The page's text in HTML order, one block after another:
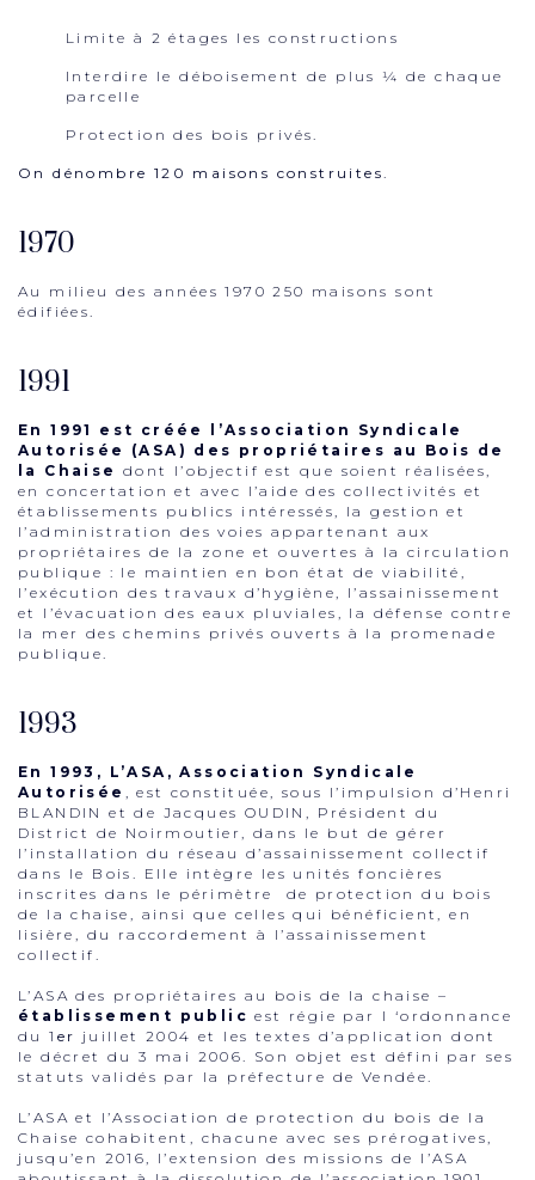
Limite à 2 étages les constructions
Interdire le déboisement de plus ¼ de chaque
parcelle
Protection des bois privés.
On dénombre 120 maisons construites.
1970
Au milieu des années 1970 250 maisons sont
édifiées.
1991
En 1991 est créée l’Association Syndicale
Autorisée (ASA) des propriétaires au Bois de
la Chaisedont l’objectif est que soient réalisées,
en concertation et avec l’aide des collectivités et
établissements publics intéressés, la gestion et
l’administration des voies appartenant aux
propriétaires de la zone et ouvertes à la circulation
publique : le maintien en bon état de viabilité,
l’exécution des travaux d’hygiène, l’assainissement
et l’évacuation des eaux pluviales, la défense contre
la mer des chemins privés ouverts à la promenade
publique.
1993
En 1993, L’ASA, Association Syndicale
Autorisée , est constituée, sous l’impulsion d’Henri
BLANDIN et de Jacques OUDIN, Président du
District de Noirmoutier, dans le but de gérer
l’installation du réseau d’assainissement collectif
dans le Bois. Elle intègre les unités foncières
inscrites dans le périmètre de protection du bois
de la chaise, ainsi que celles qui bénéficient, en
lisière, du raccordement à l’assainissement
collectif.
L’ASA des propriétaires au bois de la chaise –
établissement public est régie par l ‘ordonnance
du 1 er juillet 2004 et les textes d’application dont
le décret du 3 mai 2006. Son objet est défini par ses
statuts validés par la préfecture de Vendée.
L’ASA et l’Association de protection du bois de la
Chaise cohabitent, chacune avec ses prérogatives,
jusqu’en 2016, l’extension des missions de l’ASA